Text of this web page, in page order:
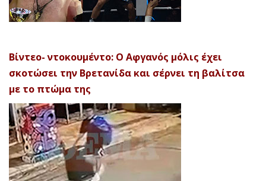
Βίντεο- ντοκουμέντο: Ο Αφγανός μόλις έχει
σκοτώσει την Βρετανίδα και σέρνει τη βαλίτσα
με το πτώμα της